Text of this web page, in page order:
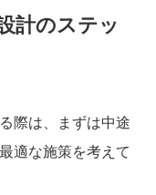
計のステッ
際は、まずは中途
適な施策を考えて